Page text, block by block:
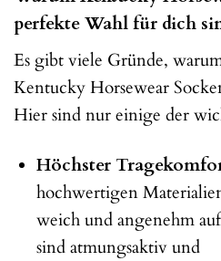
perfekte Wahl für dich
Es gibt viele Gründe,
Kentucky Horsewear
Hier sind nur einige der
Höchster
hochwertigen
weich und angenehm
sind atmungsaktiv und